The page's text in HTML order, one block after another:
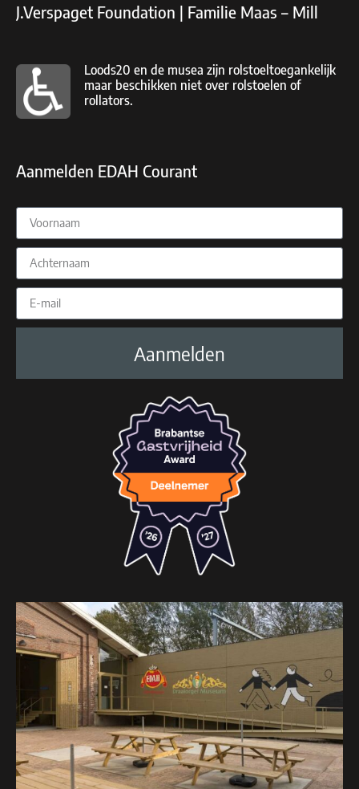
J.Verspaget Foundation | Familie Maas – Mill
Loods20 en de musea zijn rolstoeltoegankelijk
maar beschikken niet over rolstoelen of
rollators.
Aanmelden EDAH Courant
Aanmelden